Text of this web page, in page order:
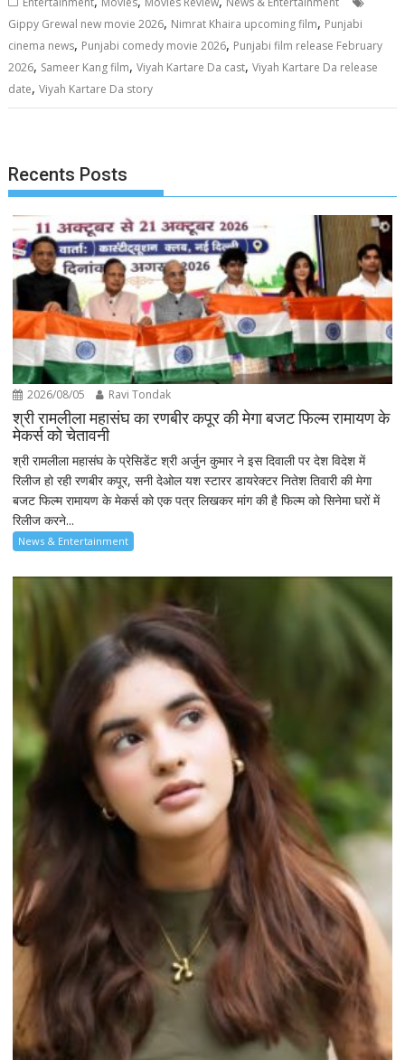
Gippy Grewal new movie 2026, Nimrat Khaira upcoming film, Punjabi
cinema news, Punjabi comedy movie 2026, Punjabi film release February
2026, Sameer Kang film,Viyah Kartare Da cast,Viyah Kartare Da release
date,Viyah Kartare Da story
Recents Posts
2026/08/05 Ravi Tondak
श्री रामलीला महासंघ का रणबीर कपूर की मेगा बजट फिल्म रामायण के
मेकर्स को चेतावनी
श्री रामलीला महासंघ के प्रेसिडेंट श्री अर्जुन कुमार ने इस दिवाली पर देश विदेश में
रिलीज हो रही रणबीर कपूर, सनी देओल यश स्टारर डायरेक्टर नितेश तिवारी की मेगा
बजट फिल्म रामायण के मेकर्स को एक पत्र लिखकर मांग की है फिल्म को सिनेमा घरों में
रिलीज करने...
News & Entertainment